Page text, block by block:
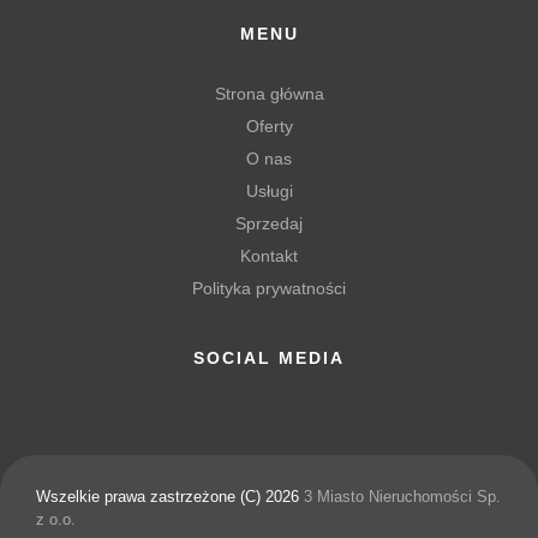
MENU
Strona główna
Oferty
O nas
Usługi
Sprzedaj
Kontakt
Polityka prywatności
SOCIAL MEDIA
Wszelkie prawa zastrzeżone (C) 2026 3 Miasto Nieruchomości Sp.
z o.o.